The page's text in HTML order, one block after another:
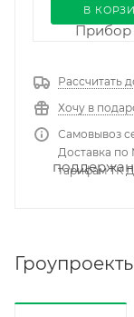
В
Рассчитать
Хочу в
Самовывоз
Доставка по
тарифам ТК